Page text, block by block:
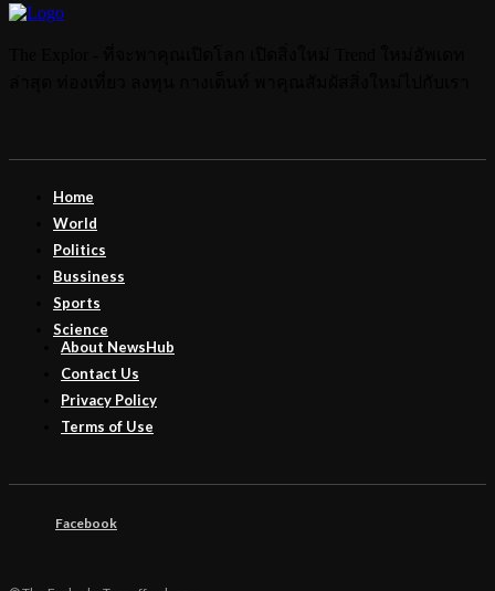
Home
World
Politics
Bussiness
Sports
Science
About NewsHub
Contact Us
Privacy Policy
Terms of Use
Facebook